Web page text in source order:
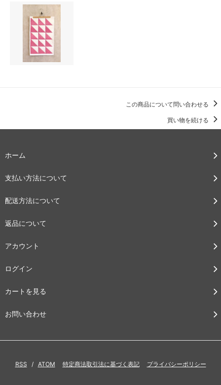
この商品について問い合わせる
買い物を続ける
ホーム
支払い方法について
配送方法について
返品について
アカウント
ログイン
カートを見る
お問い合わせ
RSS / ATOM 特定商法取引法に基づく表記 プライバシーポリシー